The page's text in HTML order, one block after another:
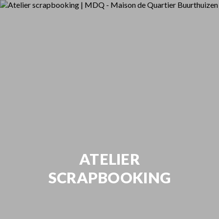
ATELIER
SCRAPBOOKING